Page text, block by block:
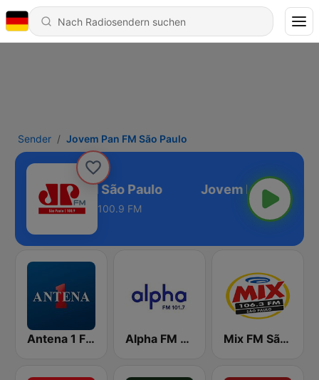
Sender Jovem Pan FM São Paulo
Jovem Pan FM São Paulo
100.9 FM
Antena 1 FM Alpha FM 101.7 Mix FM São Paulo